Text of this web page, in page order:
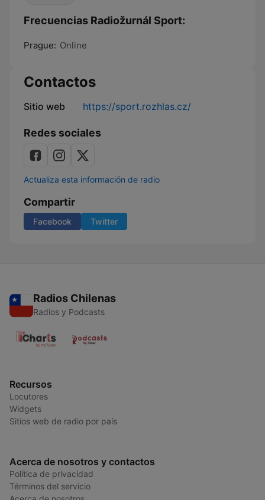
Frecuencias Radiožurnál Sport:
Prague: Online
Contactos
Sitio web https://sport.rozhlas.cz/
Redes sociales
Actualiza esta información de radio
Compartir
Facebook Twitter
Radios Chilenas
Radios y Podcasts
Recursos
Locutores
Widgets
Sitios web de radio por país
Acerca de nosotros y contactos
Política de privacidad
Términos del servicio